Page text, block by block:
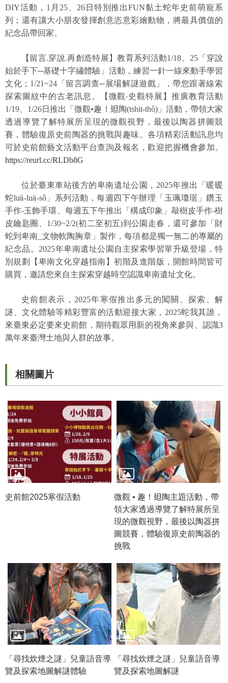
服
務
信
網
站
導
覽
R
S
S
資
料
開
放
宣
告
隱
保
護
政
資
訊
全
宣
告
為
民
服
務
白
府
公
開
資
訊
語系
DIY活動，1月25、26日特別推出FUN黏土蛇年史前萌寵系
列；還有讓大小朋友發揮創意恣意彩繪動物，將最具價值的
紀念品帶回家。
【留言.穿說.再創造特展】教育系列活動1/18、25「 穿說
始於手下─基礎十字繡體驗」活動，練習一針一線來動手學習
文化； 1/21~24 「 留言調查─展場解謎遊戲」，帶您跟著線索
探索圖紋中的古老訊息。【 微觀‧史觀特展】推廣教育活動
1/19 、1/26日推出「微觀•趣！ 𨑨陶(tshit-thô)」 活動，帶領大家
透過導覽了解特展所呈現的微觀視野，最後以陶器拼圖競
賽，體驗復原史前陶器的挑戰與趣味。各項精彩活動訊息均
可於史前館藝文活動平台查詢及報名，歡迎把握機會參加。
https://reurl.cc/RLDb8G
位於臺東車站後方的卑南遺址公園，2025年推出「暖暖
蛇luā-luā-sô」系列活動，每週四下午辦理「玉珮瓊琚」鑽玉
手作-玉飾手環、每週五下午推出「構成印象」敲樹皮手作-樹
皮鑰匙圈、1/30~2/2(初二至初五)到公園走春，還可參加「財
蛇到卑南_文物軟陶胸章」製作，每項都是獨一無二的專屬的
紀念品。2025年卑南遺址公園自主探索學習單升級登場，特
別規劃【卑南文化穿越指南】初階及進階版，開館時間皆可
購買，邀請您來自主探索穿越時空認識卑南遺址文化。
史前館表示，2025年寒假推出多元的闖關、探索、解
謎、文化體驗等精彩豐富的活動迎接大家，2025蛇我其誰，
來臺東必定要來史前館，期待觀眾用新的視角來參與、認識3
萬年來臺灣土地與人群的故事。
相關圖片
史前館2025寒假活動
微觀 • 趣！𨑨陶主題活動，帶
領大家透過導覽了解特展所呈
現的微觀視野，最後以陶器拼
圖競賽，體驗復原史前陶器的
挑戰
「尋找炊煙之謎」兒童語音導
覽及探索地圖解謎體驗
「尋找炊煙之謎」兒童語音導
覽及探索地圖解謎